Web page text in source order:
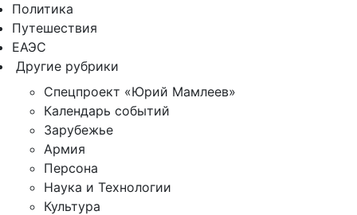
Политика
Путешествия
ЕАЭС
Другие рубрики
Спецпроект «Юрий Мамлеев»
Календарь событий
Зарубежье
Армия
Персона
Наука и Технологии
Культура